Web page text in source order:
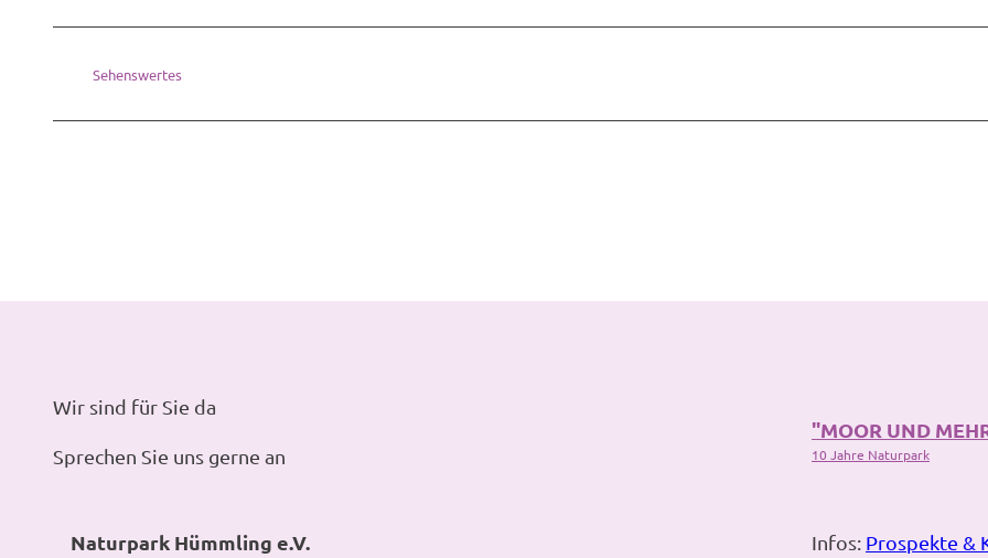
Sehenswertes
Wir sind für Sie da
Sprechen Sie uns gerne an
"MOOR UND
10 Jahre Naturpark
Naturpark Hümmling e.V. Infos: Prospekte &